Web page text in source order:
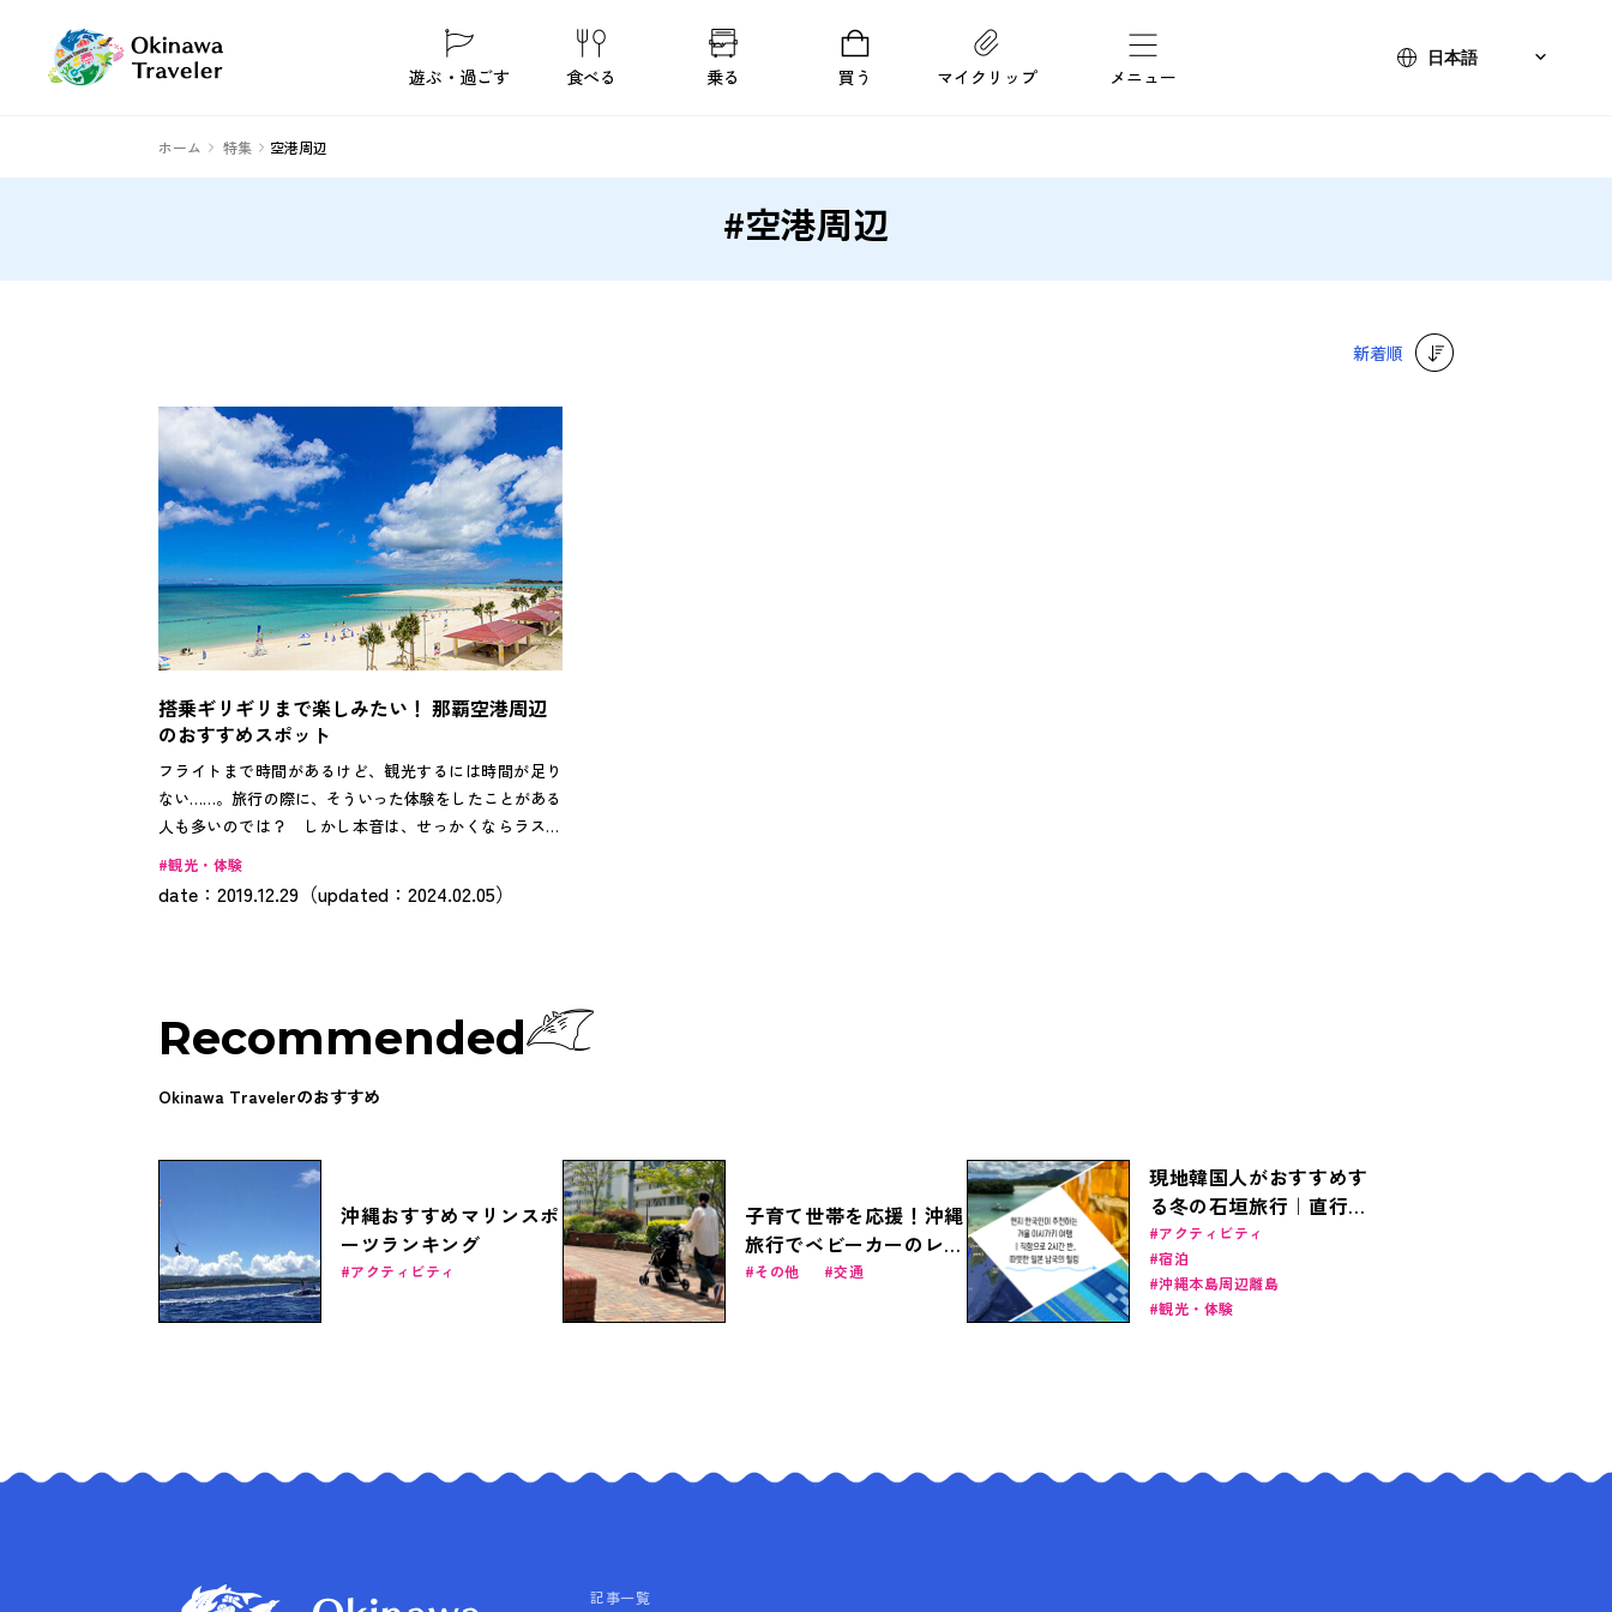
遊ぶ・過ごす 食べる 乗る 買う マイクリップ メニュー
ホーム 特集 空港周辺
#空港周辺
新着順
搭乗ギリギリまで楽しみたい！ 那覇空港周辺
のおすすめスポット
フライトまで時間があるけど、観光するには時間が足り
ない……。旅行の際に、そういった体験をしたことがある
人も多いのでは？ しかし本音は、せっかくならラスト
まで旅行を満喫したい！ これに尽きますよね。 そこで
今回は、那覇空港から車で15分圏内にある人気のスポッ
トをご紹介します。
観光・体験
date：2019.12.29（updated：2024.02.05）
Recommended
Okinawa Travelerのおすすめ
沖縄おすすめマリンスポ
ーツランキング
アクティビティ
子育て世帯を応援！沖縄
旅行でベビーカーのレン
タルは「ベビカル」で。
その他 交通
現地韓国人がおすすめす
る冬の石垣旅行｜直行便
で2時間半、暖かい日本
南国のヒーリング
アクティビティ
宿泊
沖縄本島周辺離島
観光・体験
記事一覧